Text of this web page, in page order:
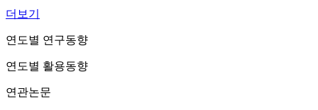
더보기
연도별 연구동향
연도별 활용동향
연관논문